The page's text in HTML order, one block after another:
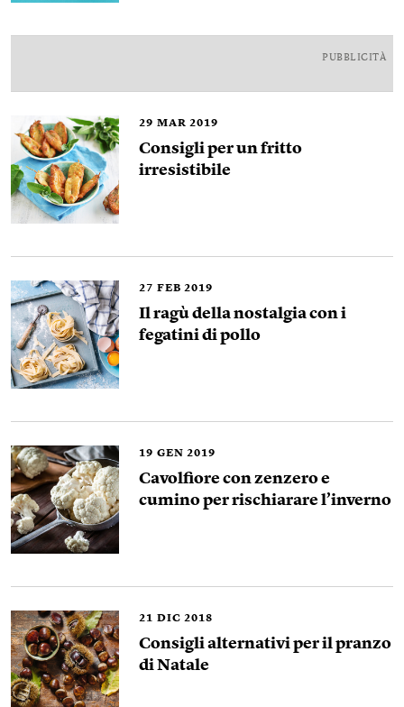
PUBBLICITÀ
29 MAR 2019
Consigli per un fritto
irresistibile
27 FEB 2019
Il ragù della nostalgia con i
fegatini di pollo
19 GEN 2019
Cavolfiore con zenzero e
cumino per rischiarare l’inverno
21 DIC 2018
Consigli alternativi per il pranzo
di Natale